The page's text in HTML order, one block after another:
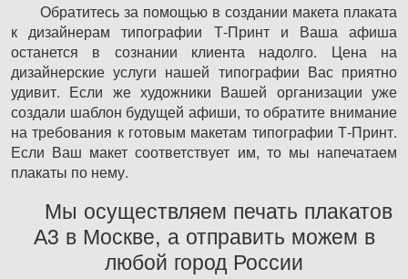
Обратитесь за помощью в создании макета плаката
к дизайнерам типографии Т-Принт и Ваша афиша
останется в сознании клиента надолго. Цена на
дизайнерские услуги нашей типографии Вас приятно
удивит. Если же художники Вашей организации уже
создали шаблон будущей афиши, то обратите внимание
на требования к готовым макетам типографии Т-Принт.
Если Ваш макет соответствует им, то мы напечатаем
плакаты по нему.
Мы осуществляем печать плакатов
А3 в Москве, а отправить можем в
любой город России